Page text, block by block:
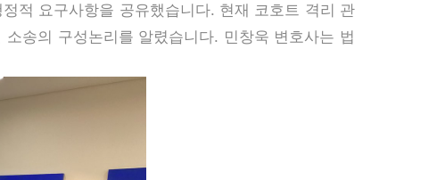
적 요구사항을 공유했습니다. 현재 코호트 격리 관
송의 구성논리를 알렸습니다. 민창욱 변호사는 법